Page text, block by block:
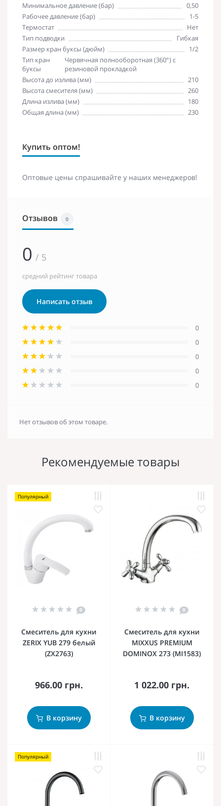
Минимальное давление (бар)
0,50
Рабочее давление (бар)
1-5
Термостат
Нет
Тип подводки
Гибкая
Размер кран буксы (дюйм)
1/2
Тип кран
буксы
Червячная полнооборотная (360°) с
резиновой прокладкой
Высота до излива (мм)
210
Высота смесителя (мм)
260
Длина излива (мм)
180
Общая длина (мм)
230
Купить оптом!
Оптовые цены спрашивайте у наших менеджеров!
Отзывов 0
0 / 5
средний рейтинг товара
Написать отзыв
0
0
0
0
0
Нет отзывов об этом товаре.
Рекомендуемые товары
Популярный
0
Смеситель для кухни
ZERIX YUB 279 белый
(ZX2763)
966.00 грн.
В корзину
0
Смеситель для кухни
MIXXUS PREMIUM
DOMINOX 273 (MI1583)
1 022.00 грн.
В корзину
Популярный